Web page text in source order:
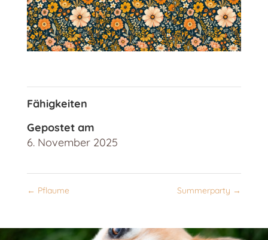
Fähigkeiten
Gepostet am
6. November 2025
← Pflaume Summerparty →